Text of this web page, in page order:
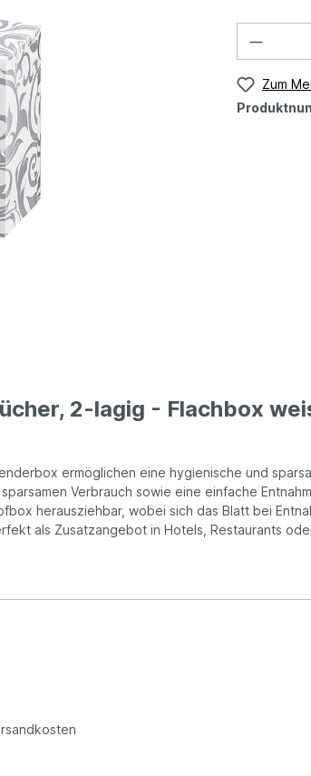
Zum
2-lagig - Flachbox
ermöglichen eine hygienische und
Verbrauch sowie eine einfache
herausziehbar, wobei sich das Blatt bei
als Zusatzangebot in Hotels, Restaurants